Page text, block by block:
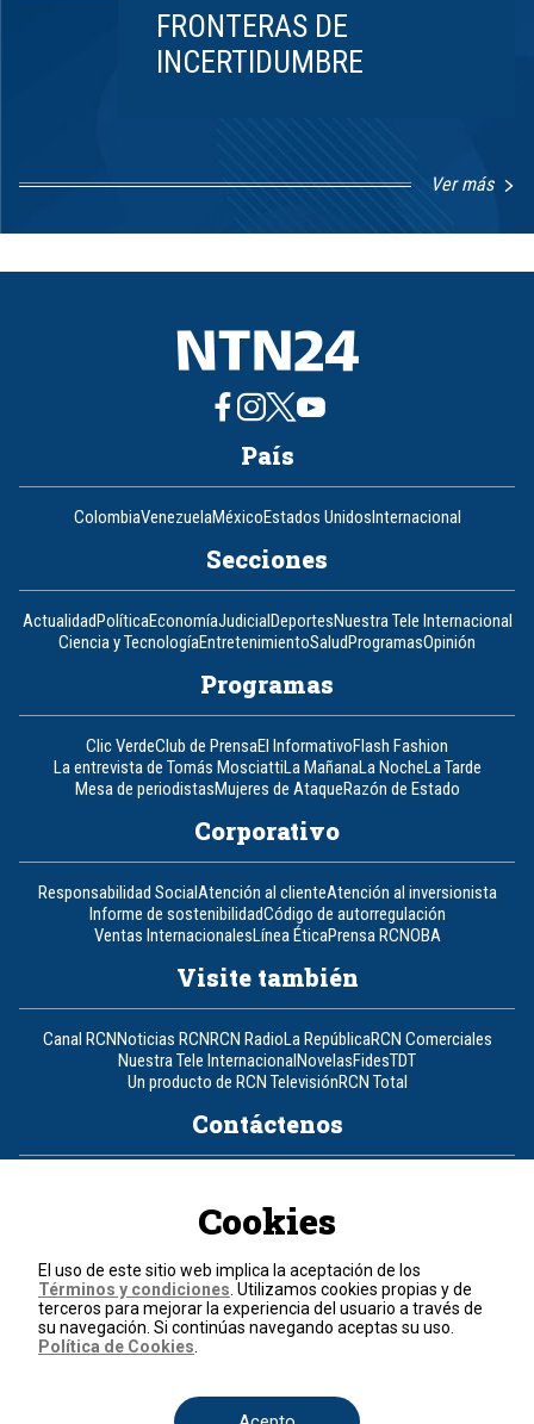
FRONTERAS DE
INCERTIDUMBRE
Ver más
1
8
País
ColombiaVenezuelaMéxicoEstados UnidosInternacional
Secciones
ActualidadPolíticaEconomíaJudicialDeportesNuestra Tele Internacional
Ciencia y TecnologíaEntretenimientoSaludProgramasOpinión
Programas
Clic VerdeClub de PrensaEl InformativoFlash Fashion
La entrevista de Tomás MosciattiLa MañanaLa NocheLa Tarde
Mesa de periodistasMujeres de AtaqueRazón de Estado
Corporativo
Responsabilidad SocialAtención al clienteAtención al inversionista
Informe de sostenibilidadCódigo de autorregulación
Ventas InternacionalesLínea ÉticaPrensa RCNOBA
Visite también
Canal RCNNoticias RCNRCN RadioLa RepúblicaRCN Comerciales
Nuestra Tele InternacionalNovelasFidesTDT
Un producto de RCN TelevisiónRCN Total
Contáctenos
Política de cookies
Términos y condiciones
© 2026, RCN Medios.
Todos los derechos reservados.
Cookies
El uso de este sitio web implica la aceptación de los
Términos y condiciones . Utilizamos cookies propias y de
terceros para mejorar la experiencia del usuario a través de
su navegación. Si continúas navegando aceptas su uso.
Política de Cookies